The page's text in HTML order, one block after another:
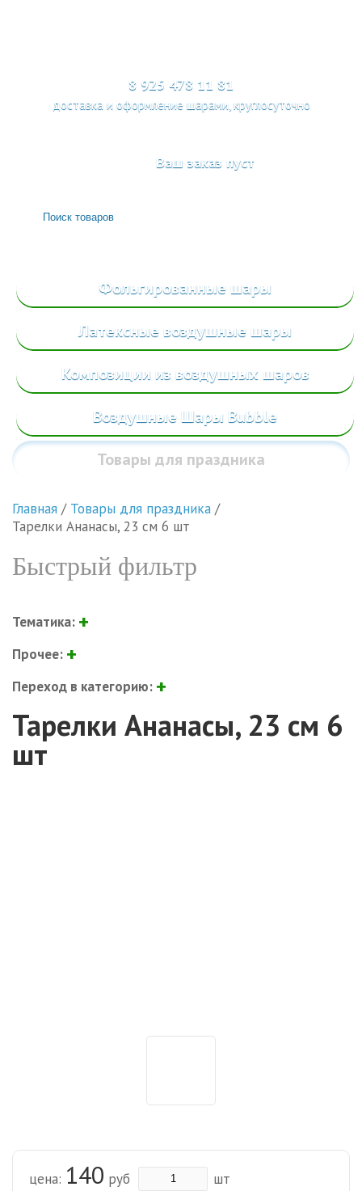
8 925 478 11 81
доставка и оформление шарами, круглосуточно
Ваш заказ пуст
Фольгированные шары
Латексные воздушные шары
Композиции из воздушных шаров
Воздушные Шары Bubble
Товары для праздника
Главная / Товары для праздника /
Тарелки Ананасы, 23 см 6 шт
Быстрый фильтр
Тематика:
Прочее:
Переход в категорию:
Тарелки Ананасы, 23 см 6
шт
цена: 140 руб шт